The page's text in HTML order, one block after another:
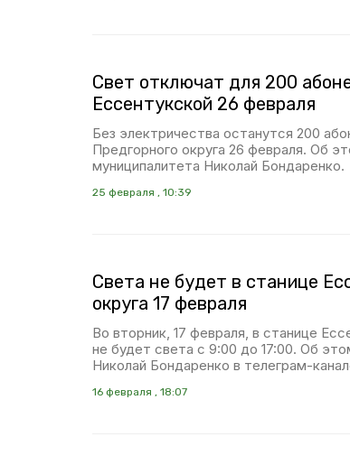
Свет отключат для 200
Ессентукской 26 февраля
Без электричества останутся 200
Предгорного округа 26 февраля. Об
муниципалитета Николай Бондаренко.
25 февраля , 10:39
Света не будет в станице
округа 17 февраля
Во вторник, 17 февраля, в станице
не будет света с 9:00 до 17:00. Об
Николай Бондаренко в телеграм-
16 февраля , 18:07